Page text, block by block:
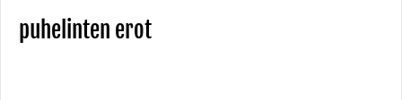
puhelinten erot